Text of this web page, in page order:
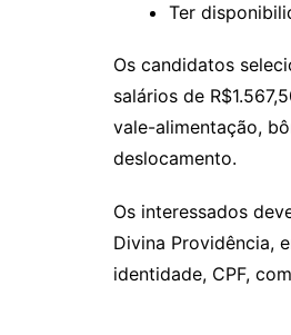
Ter
Os candidatos
salários de
vale-alimentação,
deslocamento.
Os interessados
Divina Providência,
identidade, CPF,